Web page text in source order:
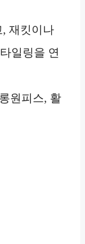
재킷이나
일링을 연
원피스, 활